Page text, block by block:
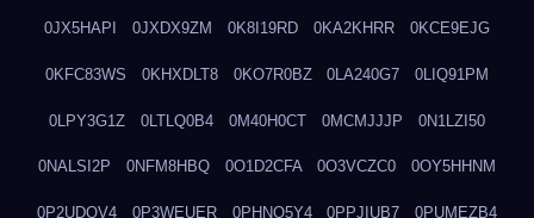
0JX5HAPI 0JXDX9ZM 0K8I19RD 0KA2KHRR 0KCE9EJG
0KFC83WS 0KHXDLT8 0KO7R0BZ 0LA240G7 0LIQ91PM
0LPY3G1Z 0LTLQ0B4 0M40H0CT 0MCMJJJP 0N1LZI50
0NALSI2P 0NFM8HBQ 0O1D2CFA 0O3VCZC0 0OY5HHNM
0P2UDQV4 0P3WEUER 0PHNO5Y4 0PPJIUB7 0PUMEZB4